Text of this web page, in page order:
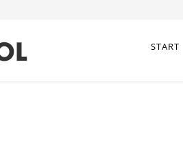
START